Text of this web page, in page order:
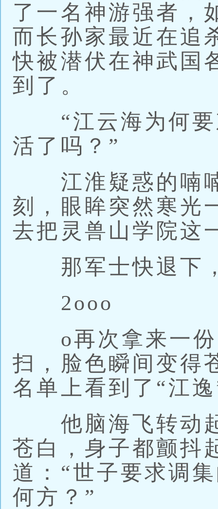
了一名神游强者，
而长孙家最近在追
快被潜伏在神武国
到了。
“江云海为何要
活了吗？”
江淮疑惑的喃喃
刻，眼眸突然寒光
去把灵兽山学院这
那军士快退下
2ooo
o再次拿来一份
扫，脸色瞬间变得
名单上看到了“江
他脑海飞转动起
苍白，身子都颤抖
道：“世子要求调
何方？”